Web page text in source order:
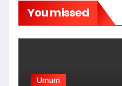
You missed
Umum